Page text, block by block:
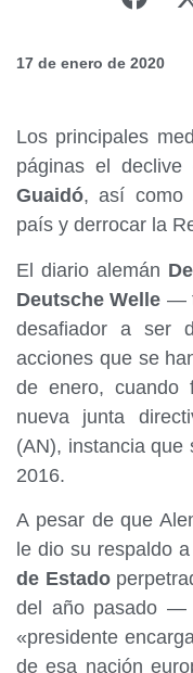
17 de enero de 2020
Los principales
páginas el
Guaidó, así como
país y derrocar la
El diario alemán
Deutsche Welle —
desafiador a ser
acciones que se
de enero, cuando
nueva junta
(AN), instancia que
2016.
A pesar de que
le dio su respaldo a
de Estado
del año pasado —
«presidente
de esa nación